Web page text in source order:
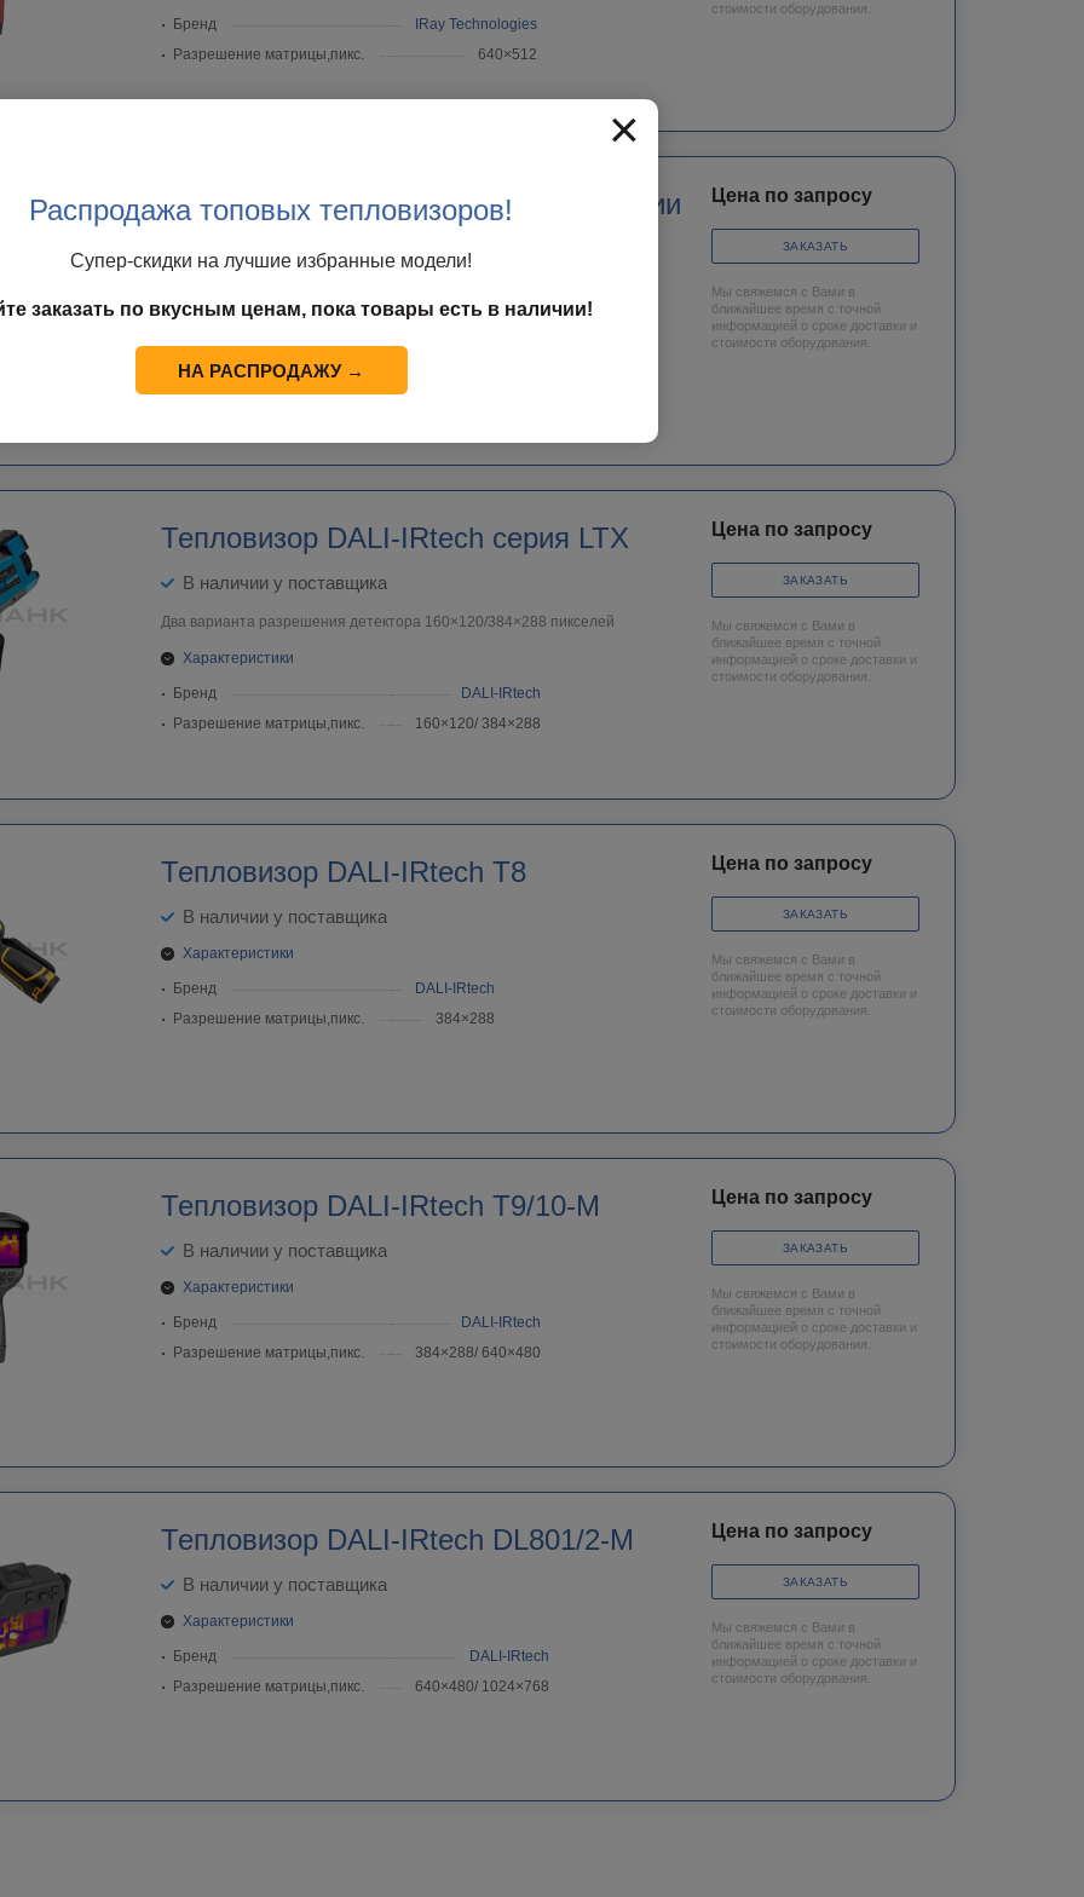
Бренд
IRay Technologies
Разрешение матрицы,пикс.
640×512
стоимости оборудования.
Ручная тепловизионная камера Серии
Характеристики
Разрешение матрицы,пикс.
Цена по запросу
ЗАКАЗАТЬ
Мы свяжемся с Вами в
ближайшее время с точной
информацией о сроке доставки и
стоимости оборудования.
Тепловизор DALI-IRtech серия LTX
В наличии у поставщика
Два варианта разрешения детектора 160×120/384×288 пикселей
Характеристики
Бренд
DALI-IRtech
Разрешение матрицы,пикс.
160×120/ 384×288
Цена по запросу
ЗАКАЗАТЬ
Мы свяжемся с Вами в
ближайшее время с точной
информацией о сроке доставки и
стоимости оборудования.
Тепловизор DALI-IRtech T8
В наличии у поставщика
Характеристики
Бренд
DALI-IRtech
Разрешение матрицы,пикс.
384×288
Цена по запросу
ЗАКАЗАТЬ
Мы свяжемся с Вами в
ближайшее время с точной
информацией о сроке доставки и
стоимости оборудования.
Тепловизор DALI-IRtech T9/10-M
В наличии у поставщика
Характеристики
Бренд
DALI-IRtech
Разрешение матрицы,пикс.
384×288/ 640×480
Цена по запросу
ЗАКАЗАТЬ
Мы свяжемся с Вами в
ближайшее время с точной
информацией о сроке доставки и
стоимости оборудования.
Тепловизор DALI-IRtech DL801/2-M
В наличии у поставщика
Характеристики
Бренд
DALI-IRtech
Разрешение матрицы,пикс.
640×480/ 1024×768
Цена по запросу
ЗАКАЗАТЬ
Мы свяжемся с Вами в
ближайшее время с точной
информацией о сроке доставки и
стоимости оборудования.
×
Распродажа топовых тепловизоров!
Супер-скидки на лучшие избранные модели!
заказать по вкусным ценам, пока товары есть в наличии!
НА РАСПРОДАЖУ →